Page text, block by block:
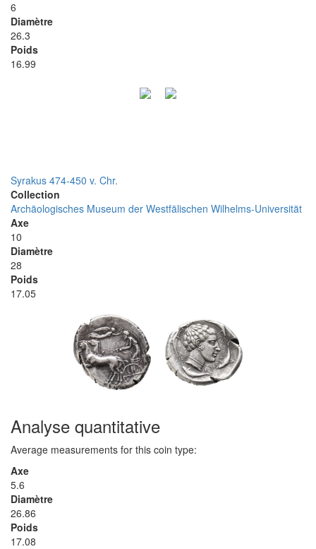
6
Diamètre
26.3
Poids
16.99
Syrakus 474-450 v. Chr.
Collection
Archäologisches Museum der Westfälischen Wilhelms-Universität
Axe
10
Diamètre
28
Poids
17.05
Analyse quantitative
Average measurements for this coin type:
Axe
5.6
Diamètre
26.86
Poids
17.08